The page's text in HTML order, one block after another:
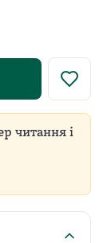
читання і